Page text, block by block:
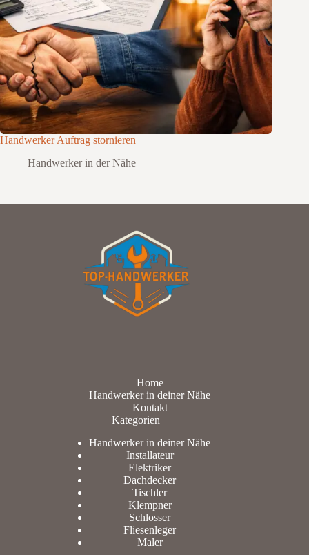
Handwerker Auftrag stornieren
Handwerker in der Nähe
Home
Handwerker in deiner Nähe
Kontakt
Kategorien
Handwerker in deiner Nähe
Installateur
Elektriker
Dachdecker
Tischler
Klempner
Schlosser
Fliesenleger
Maler